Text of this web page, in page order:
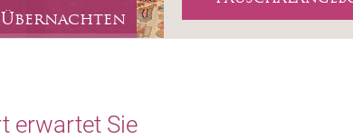
erwartet Sie